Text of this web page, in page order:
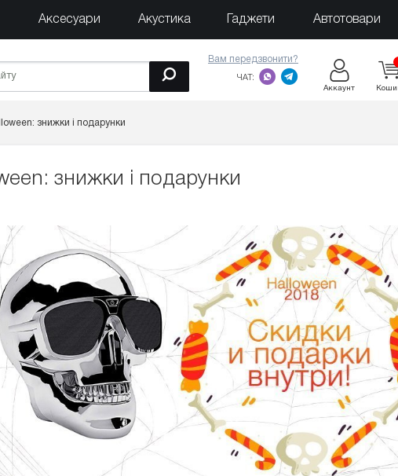
Аксесуари Акустика Гаджети Автотовари
Вам передзвонити?
ЧАТ:
Аккаунт
знижки і подарунки
знижки і подарунки